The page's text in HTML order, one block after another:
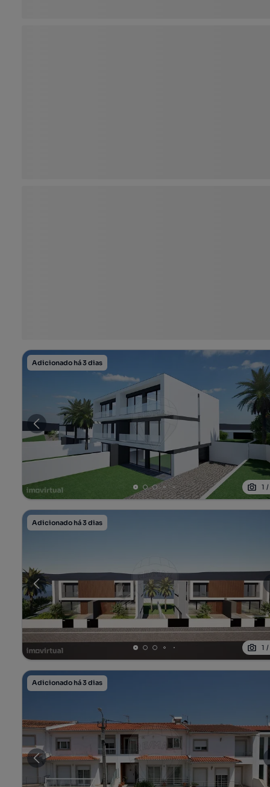
Adicionado há 3 dias
1
Adicionado há 3 dias
1
Adicionado há 3 dias